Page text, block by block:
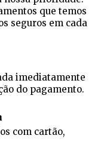
que temos
seguros em cada
imediatamente
do pagamento.
com cartão,